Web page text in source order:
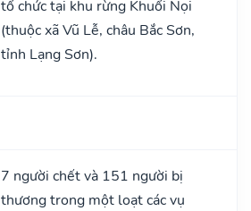
tổ chức tại khu rừng Khuổi Nọi
(thuộc xã Vũ Lễ, châu Bắc Sơn,
tỉnh Lạng Sơn).
7 người chết và 151 người bị
thương trong một loạt các vụ